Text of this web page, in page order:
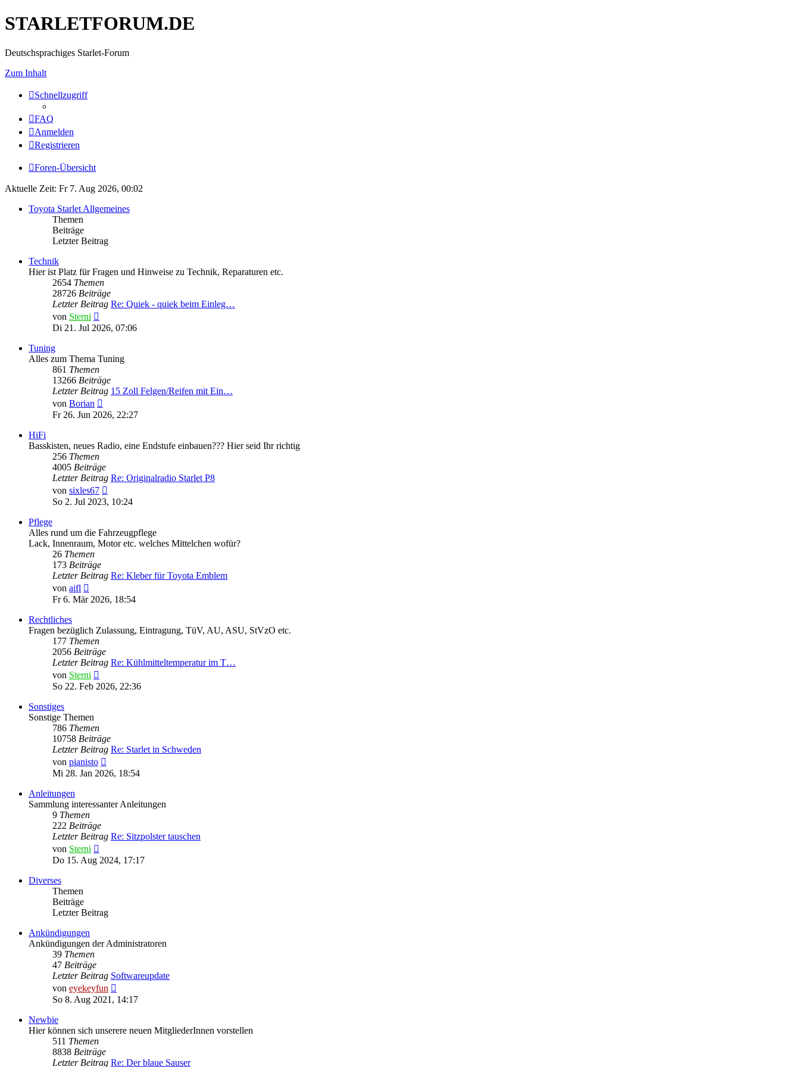
STARLETFORUM.DE
Deutschsprachiges Starlet-Forum
Zum Inhalt
Schnellzugriff
FAQ
Anmelden
Registrieren
Foren-Übersicht
Aktuelle Zeit: Fr 7. Aug 2026, 00:02
Toyota Starlet Allgemeines
Themen
Beiträge
Letzter Beitrag
Technik
Hier ist Platz für Fragen und Hinweise zu Technik, Reparaturen etc.
2654 Themen
28726 Beiträge
Letzter Beitrag Re: Quiek - quiek beim Einleg…
von Sterni
Beitrag
Di 21. Jul 2026, 07:06
Tuning
Alles zum Thema Tuning
861 Themen
13266 Beiträge
Letzter Beitrag 15 Zoll Felgen/Reifen mit Ein…
von Borian
Beitrag
Fr 26. Jun 2026, 22:27
HiFi
Basskisten, neues Radio, eine Endstufe einbauen??? Hier seid Ihr richtig
256 Themen
4005 Beiträge
Letzter Beitrag Re: Originalradio Starlet P8
von sixles67
Beitrag
So 2. Jul 2023, 10:24
Pflege
Alles rund um die Fahrzeugpflege
Lack, Innenraum, Motor etc. welches Mittelchen wofür?
26 Themen
173 Beiträge
Letzter Beitrag Re: Kleber für Toyota Emblem
von aifl
Beitrag
Fr 6. Mär 2026, 18:54
Rechtliches
Fragen bezüglich Zulassung, Eintragung, TüV, AU, ASU, StVzO etc.
177 Themen
2056 Beiträge
Letzter Beitrag Re: Kühlmitteltemperatur im T…
von Sterni
Beitrag
So 22. Feb 2026, 22:36
Sonstiges
Sonstige Themen
786 Themen
10758 Beiträge
Letzter Beitrag Re: Starlet in Schweden
von pianisto
Beitrag
Mi 28. Jan 2026, 18:54
Anleitungen
Sammlung interessanter Anleitungen
9 Themen
222 Beiträge
Letzter Beitrag Re: Sitzpolster tauschen
von Sterni
Beitrag
Do 15. Aug 2024, 17:17
Diverses
Themen
Beiträge
Letzter Beitrag
Ankündigungen
Ankündigungen der Administratoren
39 Themen
47 Beiträge
Letzter Beitrag Softwareupdate
von eyekeyfun
Beitrag
So 8. Aug 2021, 14:17
Newbie
Hier können sich unserere neuen MitgliederInnen vorstellen
511 Themen
8838 Beiträge
Letzter Beitrag Re: Der blaue Sauser